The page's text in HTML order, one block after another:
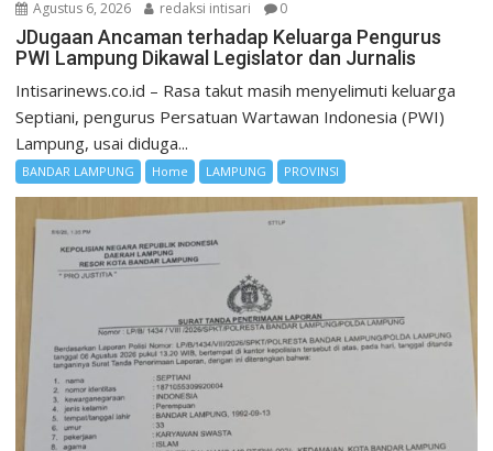
Agustus 6, 2026 redaksi intisari 0
JDugaan Ancaman terhadap Keluarga Pengurus
PWI Lampung Dikawal Legislator dan Jurnalis
Intisarinews.co.id – Rasa takut masih menyelimuti keluarga
Septiani, pengurus Persatuan Wartawan Indonesia (PWI)
Lampung, usai diduga...
BANDAR LAMPUNG Home LAMPUNG PROVINSI